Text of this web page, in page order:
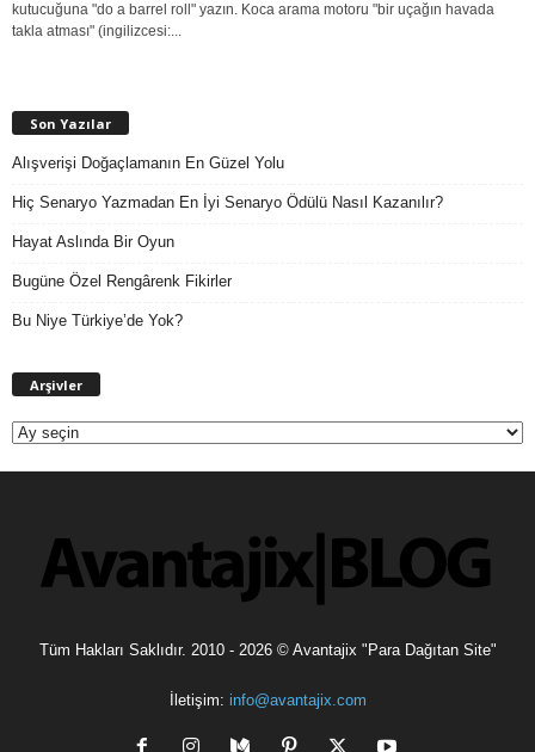
kutucuğuna "do a barrel roll" yazın. Koca arama motoru "bir uçağın havada
takla atması" (ingilizcesi:...
Son Yazılar
Alışverişi Doğaçlamanın En Güzel Yolu
Hiç Senaryo Yazmadan En İyi Senaryo Ödülü Nasıl Kazanılır?
Hayat Aslında Bir Oyun
Bugüne Özel Rengârenk Fikirler
Bu Niye Türkiye’de Yok?
Arşivler
Tüm Hakları Saklıdır. 2010 - 2026 © Avantajix "Para Dağıtan Site"
İletişim: info@avantajix.com